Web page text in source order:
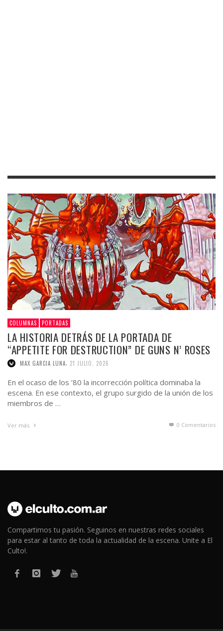
COLUMNAS PORTADAS
LA HISTORIA DETRÁS DE LA PORTADA DE
“APPETITE FOR DESTRUCTION” DE GUNS N’ ROSES
MAX GARCIA LUNA 21 JULIO, 2026
En el ocaso de los ’80 la incorrección política dominaba la
escena. En ese contexto, el grupo surgido de la unión de los
miembros de …
Ver más 0 Comentarios
Compartimos tu pasión. Seguinos en nuestras redes sociales
para estar al tanto de toda la actualidad de la escena. Unite a El
Culto!.